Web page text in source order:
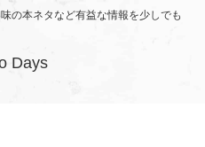
の本ネタなど有益な情報を少しでも
Days